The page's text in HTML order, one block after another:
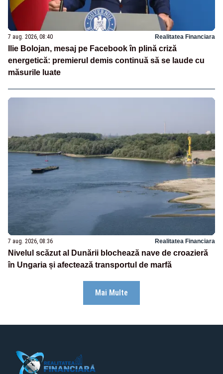
7 aug. 2026, 08:40 Realitatea Financiara
Ilie Bolojan, mesaj pe Facebook în plină criză
energetică: premierul demis continuă să se laude cu
măsurile luate
7 aug. 2026, 08:36 Realitatea Financiara
Nivelul scăzut al Dunării blochează nave de croazieră
în Ungaria și afectează transportul de marfă
Mai Multe